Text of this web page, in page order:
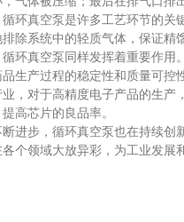
真空泵是许多工艺环节的关键
除系统中的轻质气体，保证精
真空泵同样发挥着重要作用。
生产过程的稳定性和质量可控
对于高精度电子产品的生产，
高芯片的良品率。
步，循环真空泵也在持续创新
个领域大放异彩，为工业发展